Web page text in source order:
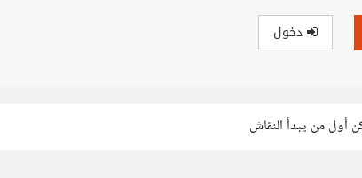
دخول
أول من يبدأ النقاش